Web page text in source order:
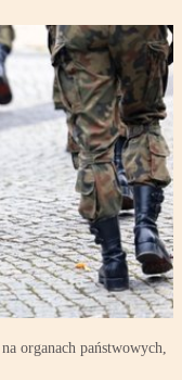
organach państwowych,